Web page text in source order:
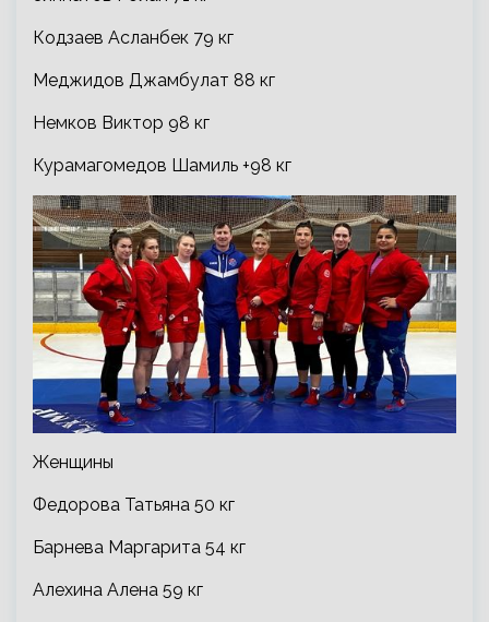
Кодзаев Асланбек 79 кг
Меджидов Джамбулат 88 кг
Немков Виктор 98 кг
Курамагомедов Шамиль +98 кг
Женщины
Федорова Татьяна 50 кг
Барнева Маргарита 54 кг
Алехина Алена 59 кг